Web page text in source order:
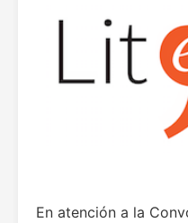
En atención a la